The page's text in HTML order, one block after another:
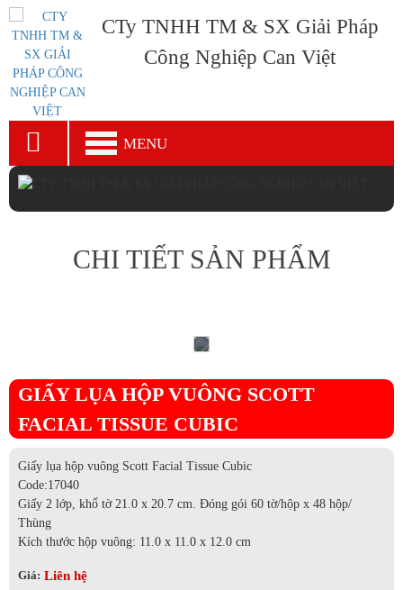
CTy TNHH TM & SX Giải Pháp
Công Nghiệp Can Việt
MENU
CHI TIẾT SẢN PHẨM
GIẤY LỤA HỘP VUÔNG SCOTT
FACIAL TISSUE CUBIC
Giấy lụa hộp vuông Scott Facial Tissue Cubic
Code:17040
Giấy 2 lớp, khổ tờ 21.0 x 20.7 cm. Đóng gói 60 tờ/hộp x 48 hộp/
Thùng
Kích thước hộp vuông: 11.0 x 11.0 x 12.0 cm
Giá: Liên hệ